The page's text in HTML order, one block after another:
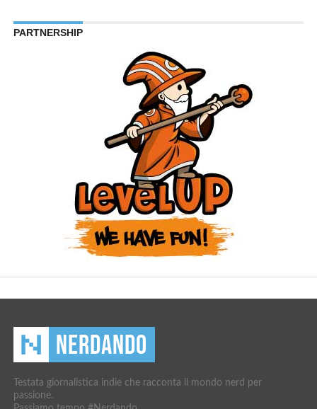
PARTNERSHIP
Testata giornalistica indie che racconta il mondo nerd per
passione.